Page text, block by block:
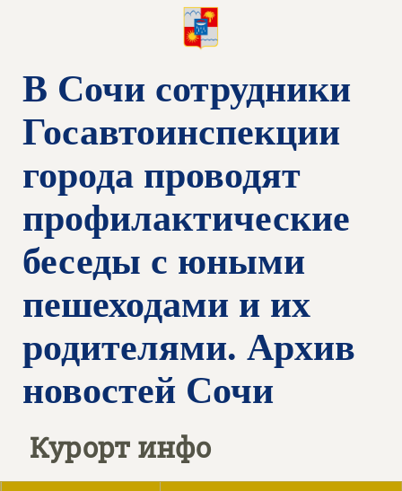
В Сочи сотрудники
Госавтоинспекции
города проводят
профилактические
беседы с юными
пешеходами и их
родителями. Архив
новостей Сочи
Курорт инфо